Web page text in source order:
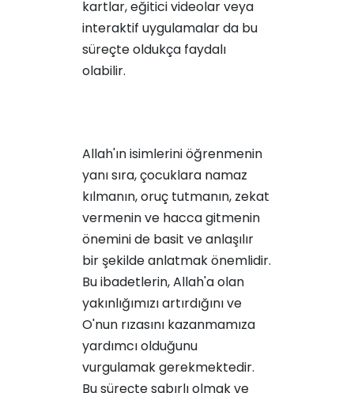
kartlar, eğitici videolar veya
interaktif uygulamalar da bu
süreçte oldukça faydalı
olabilir.
Allah'ın isimlerini öğrenmenin
yanı sıra, çocuklara namaz
kılmanın, oruç tutmanın, zekat
vermenin ve hacca gitmenin
önemini de basit ve anlaşılır
bir şekilde anlatmak önemlidir.
Bu ibadetlerin, Allah'a olan
yakınlığımızı artırdığını ve
O'nun rızasını kazanmamıza
yardımcı olduğunu
vurgulamak gerekmektedir.
Bu süreçte sabırlı olmak ve